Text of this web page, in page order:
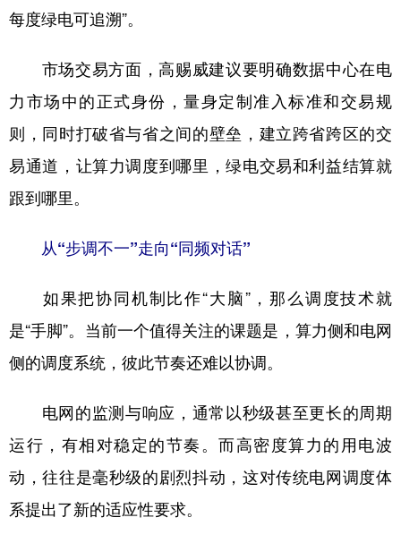
每度绿电可追溯”。
市场交易方面，高赐威建议要明确数据中心在电
力市场中的正式身份，量身定制准入标准和交易规
则，同时打破省与省之间的壁垒，建立跨省跨区的交
易通道，让算力调度到哪里，绿电交易和利益结算就
跟到哪里。
从“步调不一”走向“同频对话”
如果把协同机制比作“大脑”，那么调度技术就
是“手脚”。当前一个值得关注的课题是，算力侧和电网
侧的调度系统，彼此节奏还难以协调。
电网的监测与响应，通常以秒级甚至更长的周期
运行，有相对稳定的节奏。而高密度算力的用电波
动，往往是毫秒级的剧烈抖动，这对传统电网调度体
系提出了新的适应性要求。